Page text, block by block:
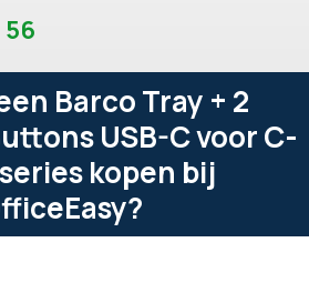
56
Barco Tray + 2
USB-C voor C-
kopen bij